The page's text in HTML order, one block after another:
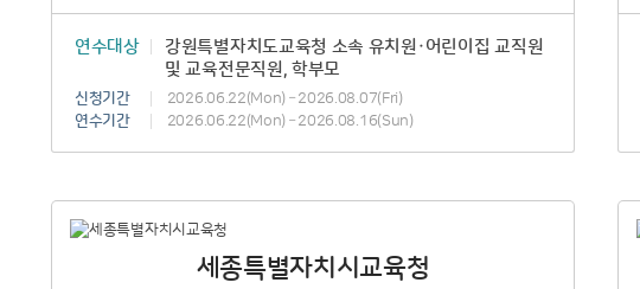
연수대상
강원특별자치도교육청 소속 유치원・어린이집 교직원
및 교육전문직원, 학부모
신청기간
2026.06.22(Mon) – 2026.08.07(Fri)
연수기간
2026.06.22(Mon) – 2026.08.16(Sun)
세종특별자치시교육청